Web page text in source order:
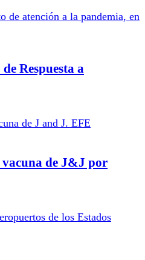
Respuesta a
de J&J por